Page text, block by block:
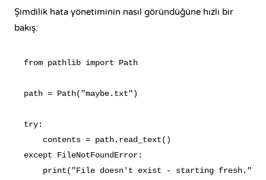
Şimdilik hata yönetiminin nasıl göründüğüne hızlı bir
bakış:
from pathlib import Path
path = Path("maybe.txt")
try:
    contents = path.read_text()
except FileNotFoundError:
    print("File doesn't exist - starting fresh.")